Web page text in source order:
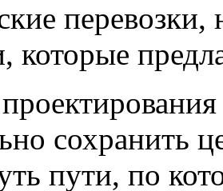
которые
сохранить
пути, по